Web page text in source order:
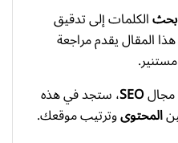
بحثالكلمات إلى تدقيق
المقال يقدم مراجعة
مجالSEO، ستجد في هذه
المحتوىوترتيب موقعك.